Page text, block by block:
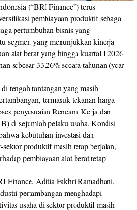
(“BRI Finance”) terus
pembiayaan produktif sebagai
pertumbuhan bisnis yang
segmen yang menunjukkan kinerja
alat berat yang hingga kuartal I 2026
sebesar 33,26% secara tahunan (year-
tengah tantangan yang masih
termasuk tekanan harga
penyesuaian Rencana Kerja dan
di sejumlah pelaku usaha. Kondisi
kebutuhan investasi dan
sektor produktif masih tetap berjalan,
pembiayaan alat berat tetap
Finance, Aditia Fakhri Ramadhani,
pertambangan menghadapi
usaha di sektor produktif masih